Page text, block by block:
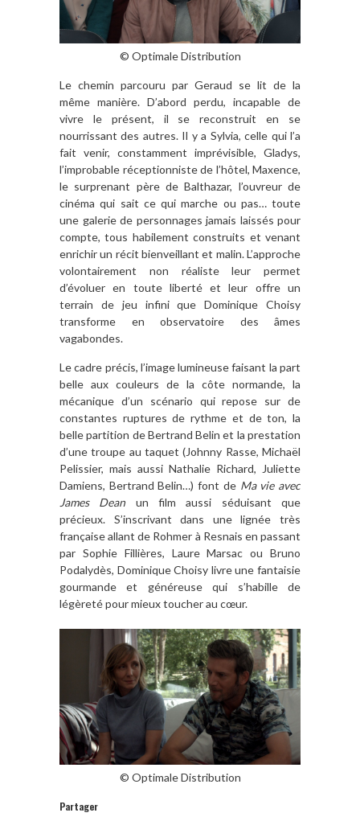
© Optimale Distribution
Le chemin parcouru par Geraud se lit de la
même manière. D’abord perdu, incapable de
vivre le présent, il se reconstruit en se
nourrissant des autres. Il y a Sylvia, celle qui l’a
fait venir, constamment imprévisible, Gladys,
l’improbable réceptionniste de l’hôtel, Maxence,
le surprenant père de Balthazar, l’ouvreur de
cinéma qui sait ce qui marche ou pas… toute
une galerie de personnages jamais laissés pour
compte, tous habilement construits et venant
enrichir un récit bienveillant et malin. L’approche
volontairement non réaliste leur permet
d’évoluer en toute liberté et leur offre un
terrain de jeu infini que Dominique Choisy
transforme en observatoire des âmes
vagabondes.
Le cadre précis, l’image lumineuse faisant la part
belle aux couleurs de la côte normande, la
mécanique d’un scénario qui repose sur de
constantes ruptures de rythme et de ton, la
belle partition de Bertrand Belin et la prestation
d’une troupe au taquet (Johnny Rasse, Michaël
Pelissier, mais aussi Nathalie Richard, Juliette
Damiens, Bertrand Belin…) font de Ma vie avec
James Deanun film aussi séduisant que
précieux. S’inscrivant dans une lignée très
française allant de Rohmer à Resnais en passant
par Sophie Fillières, Laure Marsac ou Bruno
Podalydès, Dominique Choisy livre une fantaisie
gourmande et généreuse qui s’habille de
légèreté pour mieux toucher au cœur.
© Optimale Distribution
Partager